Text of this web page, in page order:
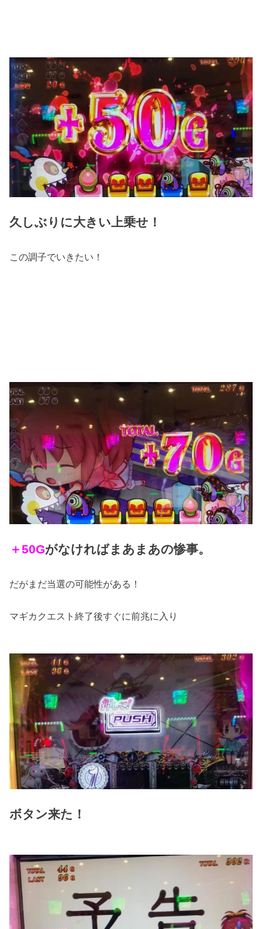
久しぶりに大きい上乗せ！
この調子でいきたい！
＋50Gがなければまあまあの惨事。
だがまだ当選の可能性がある！
マギカクエスト終了後すぐに前兆に入り
ボタン来た！